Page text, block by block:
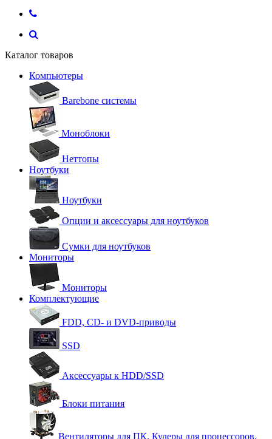
Каталог товаров
Компьютеры
Barebone системы
Моноблоки
Неттопы
Ноутбуки
Ноутбуки
Опции и аксессуары для ноутбуков
Сумки для ноутбуков
Мониторы
Мониторы
Комплектующие
FDD, CD- и DVD-приводы
SSD
Аксессуары к HDD/SSD
Блоки питания
Вентиляторы для ПК, Кулеры для процессоров,